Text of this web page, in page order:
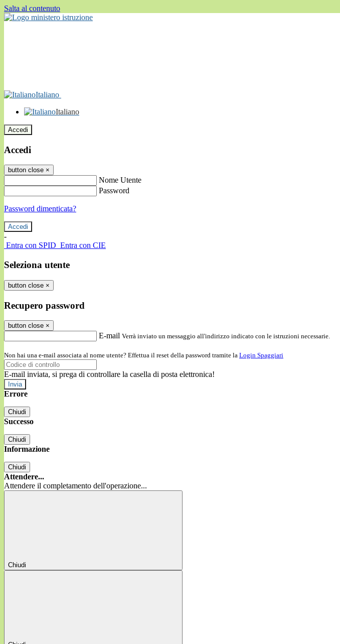
Salta al contenuto
Italiano
Italiano
Accedi
Accedi
button close ×
Nome Utente
Password
Password dimenticata?
-
Entra con SPID Entra con CIE
Seleziona utente
button close ×
Recupero password
button close ×
E-mail Verrà inviato un messaggio all'indirizzo indicato con le istruzioni necessarie.
Non hai una e-mail associata al nome utente? Effettua il reset della password tramite la Login Spaggiari
E-mail inviata, si prega di controllare la casella di posta elettronica!
Errore
Chiudi
Successo
Chiudi
Informazione
Chiudi
Attendere...
Attendere il completamento dell'operazione...
Chiudi